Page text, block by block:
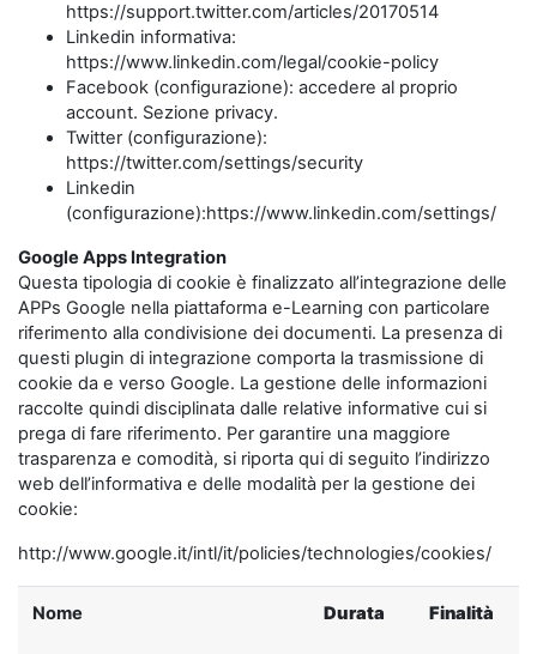
https://support.twitter.com/articles/20170514
Linkedin informativa:
https://www.linkedin.com/legal/cookie-policy
Facebook (configurazione): accedere al proprio
account. Sezione privacy.
Twitter (configurazione):
https://twitter.com/settings/security
Linkedin
(configurazione):https://www.linkedin.com/settings/
Google Apps Integration
Questa tipologia di cookie è finalizzato all’integrazione delle
APPs Google nella piattaforma e-Learning con particolare
riferimento alla condivisione dei documenti. La presenza di
questi plugin di integrazione comporta la trasmissione di
cookie da e verso Google. La gestione delle informazioni
raccolte quindi disciplinata dalle relative informative cui si
prega di fare riferimento. Per garantire una maggiore
trasparenza e comodità, si riporta qui di seguito l’indirizzo
web dell’informativa e delle modalità per la gestione dei
cookie:
http://www.google.it/intl/it/policies/technologies/cookies/
Nome Durata Finalità